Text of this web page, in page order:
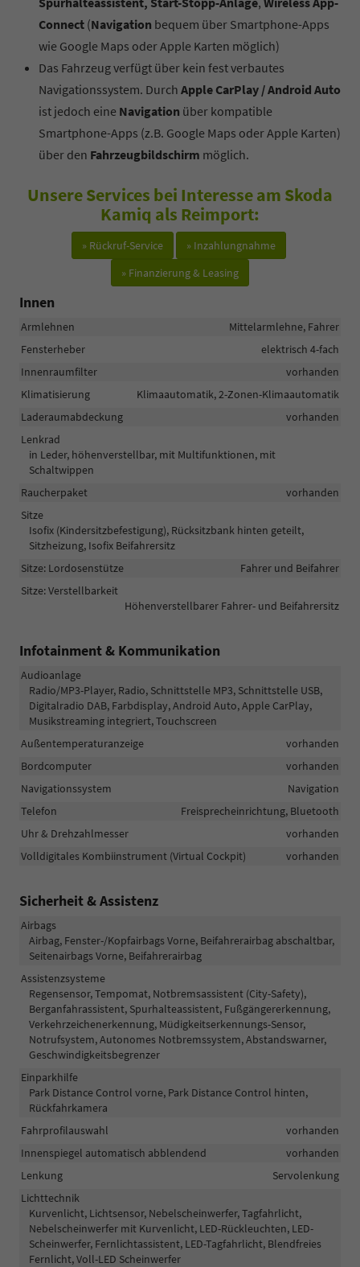
Connect (Navigation bequem über Smartphone-Apps
wie Google Maps oder Apple Karten möglich)
Das Fahrzeug verfügt über kein fest verbautes
Navigationssystem. Durch Apple CarPlay / Android Auto
ist jedoch eine Navigation über kompatible
Smartphone-Apps (z.B. Google Maps oder Apple Karten)
über den Fahrzeugbildschirm möglich.
Unsere Services bei Interesse am Skoda
Kamiq als Reimport:
» Rückruf-Service
» Inzahlungnahme
» Finanzierung & Leasing
Innen
Armlehnen
Mittelarmlehne, Fahrer
Fensterheber
elektrisch 4-fach
Innenraumfilter
vorhanden
Klimatisierung
Klimaautomatik, 2-Zonen-Klimaautomatik
Laderaumabdeckung
vorhanden
Lenkrad
in Leder, höhenverstellbar, mit Multifunktionen, mit
Schaltwippen
Raucherpaket
vorhanden
Sitze
Isofix (Kindersitzbefestigung), Rücksitzbank hinten geteilt,
Sitzheizung, Isofix Beifahrersitz
Sitze: Lordosenstütze
Fahrer und Beifahrer
Sitze: Verstellbarkeit
Höhenverstellbarer Fahrer- und Beifahrersitz
Infotainment & Kommunikation
Audioanlage
Radio/MP3-Player, Radio, Schnittstelle MP3, Schnittstelle USB,
Digitalradio DAB, Farbdisplay, Android Auto, Apple CarPlay,
Musikstreaming integriert, Touchscreen
Außentemperaturanzeige
vorhanden
Bordcomputer
vorhanden
Navigationssystem
Navigation
Telefon
Freisprecheinrichtung, Bluetooth
Uhr & Drehzahlmesser
vorhanden
Volldigitales Kombiinstrument (Virtual Cockpit)
vorhanden
Sicherheit & Assistenz
Airbags
Airbag, Fenster-/Kopfairbags Vorne, Beifahrerairbag abschaltbar,
Seitenairbags Vorne, Beifahrerairbag
Assistenzsysteme
Regensensor, Tempomat, Notbremsassistent (City-Safety),
Berganfahrassistent, Spurhalteassistent, Fußgängererkennung,
Verkehrzeichenerkennung, Müdigkeitserkennungs-Sensor,
Notrufsystem, Autonomes Notbremssystem, Abstandswarner,
Geschwindigkeitsbegrenzer
Einparkhilfe
Park Distance Control vorne, Park Distance Control hinten,
Rückfahrkamera
Fahrprofilauswahl
vorhanden
Innenspiegel automatisch abblendend
vorhanden
Lenkung
Servolenkung
Lichttechnik
Kurvenlicht, Lichtsensor, Nebelscheinwerfer, Tagfahrlicht,
Nebelscheinwerfer mit Kurvenlicht, LED-Rückleuchten, LED-
Scheinwerfer, Fernlichtassistent, LED-Tagfahrlicht, Blendfreies
Fernlicht, Voll-LED Scheinwerfer